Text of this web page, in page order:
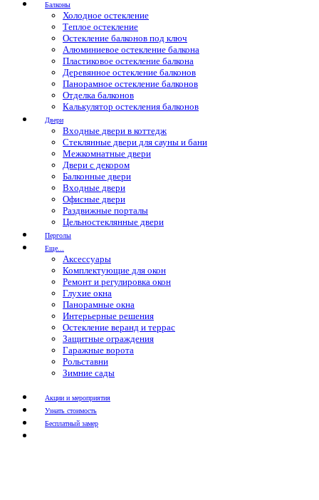
Балконы
Холодное остекление
Теплое остекление
Остекление балконов под ключ
Алюминиевое остекление балкона
Пластиковое остекление балкона
Деревянное остекление балконов
Панорамное остекление балконов
Отделка балконов
Калькулятор остекления балконов
Двери
Входные двери в коттедж
Стеклянные двери для сауны и бани
Межкомнатные двери
Двери с декором
Балконные двери
Входные двери
Офисные двери
Раздвижные порталы
Цельностеклянные двери
Перголы
Еще...
Аксессуары
Комплектующие для окон
Ремонт и регулировка окон
Глухие окна
Панорамные окна
Интерьерные решения
Остекление веранд и террас
Защитные ограждения
Гаражные ворота
Рольставни
Зимние сады
Акции и мероприятия
Узнать стоимость
Бесплатный замер